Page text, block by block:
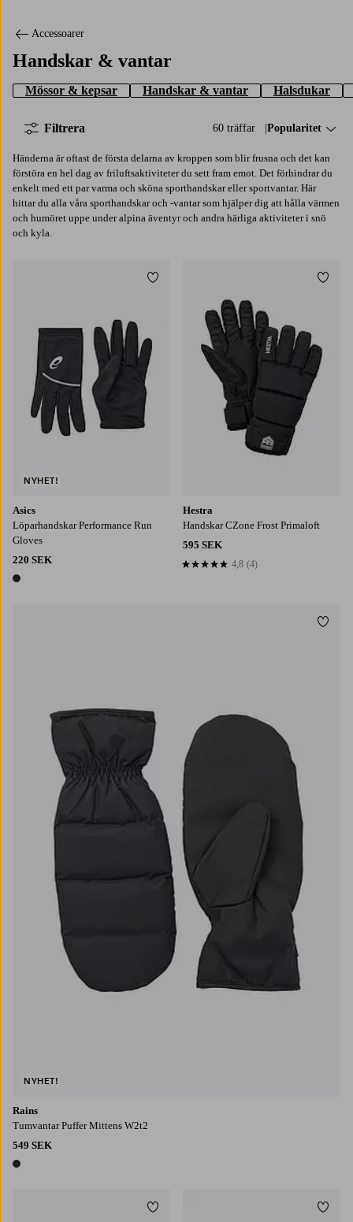
Accessoarer
Handskar & vantar
Mössor & kepsar Handskar & vantar Halsdukar
60 träffar Sortera på:
Popularitet
Filtrera
Händerna är oftast de första delarna av kroppen som blir frusna och det kan
förstöra en hel dag av friluftsaktiviteter du sett fram emot. Det förhindrar du
enkelt med ett par varma och sköna sporthandskar eller sportvantar. Här
hittar du alla våra sporthandskar och -vantar som hjälper dig att hålla värmen
och humöret uppe under alpina äventyr och andra härliga aktiviteter i snö
och kyla.
Rains
Tumvantar Puffer Mittens W2t2
549 SEK
1 färg
NYHET!
Asics
Löparhandskar Performance Run
Gloves
220 SEK
1 färg
NYHET!
Lägg till i favoriter
Hestra
Handskar CZone Frost Primaloft
595 SEK
4,8 baserat på 4 st betyg
4,8 (4)
Lägg till i favoriter